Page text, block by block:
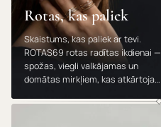
Rotas, kas paliek
Skaistums, kas paliek ar tevi.
ROTAS69 rotas radītas ikdienai —
spožas, viegli valkājamas un
domātas mirkļiem, kas atkārtojas.
gada.